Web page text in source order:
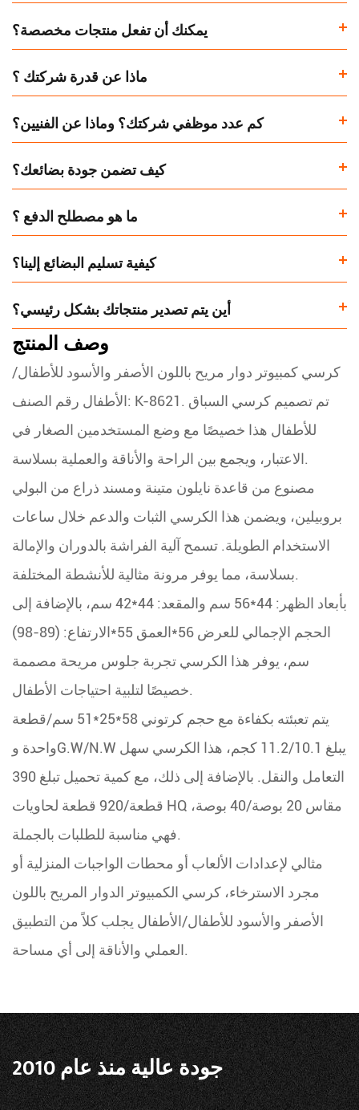
يمكنك أن تفعل منتجات مخصصة؟
ماذا عن قدرة شركتك ؟
كم عدد موظفي شركتك؟ وماذا عن الفنيين؟
كيف تضمن جودة بضائعك؟
ما هو مصطلح الدفع ؟
كيفية تسليم البضائع إلينا؟
أين يتم تصدير منتجاتك بشكل رئيسي؟
وصف المنتج
كرسي كمبيوتر دوار مريح باللون الأصفر والأسود للأطفال/
الأطفال رقم الصنف: K-8621. تم تصميم كرسي السباق
للأطفال هذا خصيصًا مع وضع المستخدمين الصغار في
الاعتبار، ويجمع بين الراحة والأناقة والعملية بسلاسة.
مصنوع من قاعدة نايلون متينة ومسند ذراع من البولي
بروبيلين، ويضمن هذا الكرسي الثبات والدعم خلال ساعات
الاستخدام الطويلة. تسمح آلية الفراشة بالدوران والإمالة
بسلاسة، مما يوفر مرونة مثالية للأنشطة المختلفة.
بأبعاد الظهر: 44*56 سم والمقعد: 44*42 سم، بالإضافة إلى
الحجم الإجمالي للعرض 56*العمق 55*الارتفاع: (89-98)
سم، يوفر هذا الكرسي تجربة جلوس مريحة مصممة
خصيصًا لتلبية احتياجات الأطفال.
يتم تعبئته بكفاءة مع حجم كرتوني 58*25*51 سم/قطعة
واحدة وG.W/N.W يبلغ 11.2/10.1 كجم، هذا الكرسي سهل
التعامل والنقل. بالإضافة إلى ذلك، مع كمية تحميل تبلغ 390
قطعة/920 قطعة لحاويات HQ مقاس 20 بوصة/40 بوصة،
فهي مناسبة للطلبات بالجملة.
مثالي لإعدادات الألعاب أو محطات الواجبات المنزلية أو
مجرد الاسترخاء، كرسي الكمبيوتر الدوار المريح باللون
الأصفر والأسود للأطفال/الأطفال يجلب كلاً من التطبيق
العملي والأناقة إلى أي مساحة.
جودة عالية منذ عام 2010